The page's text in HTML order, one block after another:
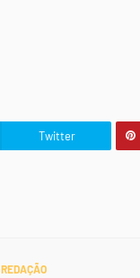
Twitter
REDAÇÃO